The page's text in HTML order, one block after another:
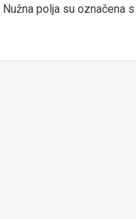
Nužna polja su označena s